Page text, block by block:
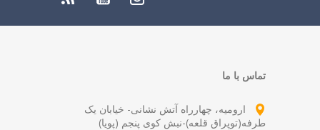
تماس با ما
ارومیه، چهارراه آتش نشانی- خیابان یک
طرفه(توپراق قلعه)-نبش کوی پنجم (پویا)